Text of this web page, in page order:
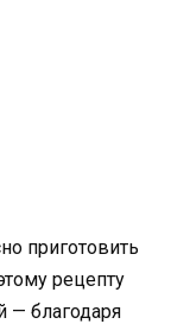
приготовить
рецепту
— благодаря